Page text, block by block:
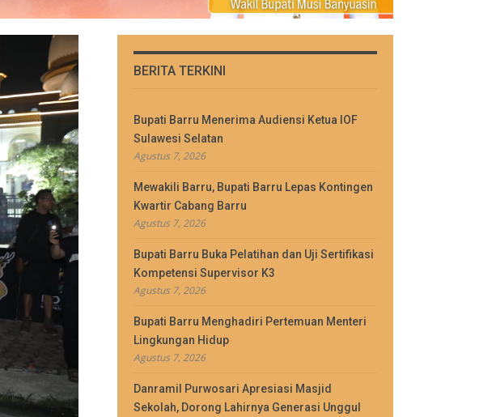
BERITA TERKINI
Bupati Barru Menerima Audiensi Ketua IOF
Sulawesi Selatan
Agustus 7, 2026
Mewakili Barru, Bupati Barru Lepas Kontingen
Kwartir Cabang Barru
Agustus 7, 2026
Bupati Barru Buka Pelatihan dan Uji Sertifikasi
Kompetensi Supervisor K3
Agustus 7, 2026
Bupati Barru Menghadiri Pertemuan Menteri
Lingkungan Hidup
Agustus 7, 2026
Danramil Purwosari Apresiasi Masjid
Sekolah, Dorong Lahirnya Generasi Unggul